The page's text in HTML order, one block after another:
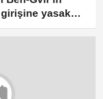
girişine yasak